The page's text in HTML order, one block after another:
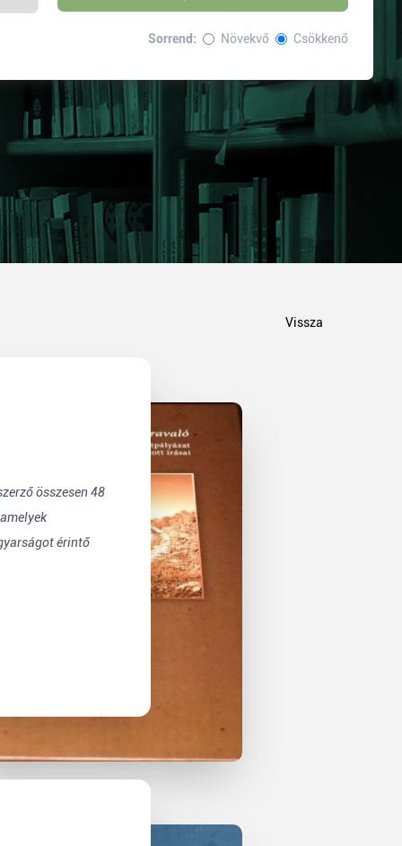
Sorrend: Növekvő Csökkenő
Vissza
összesen 48
érintő